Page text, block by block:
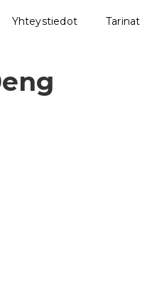
Yhteystiedot Tarinat